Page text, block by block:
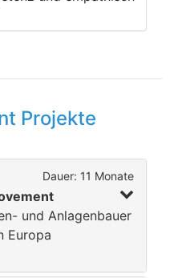
Projekte
Dauer: 11 Monate
und Anlagenbauer
Europa